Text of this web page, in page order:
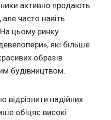
активно продають
часто навіть
цьому ринку
які більше
образів
будівництвом.
відрізнити надійних
обіцяє високі